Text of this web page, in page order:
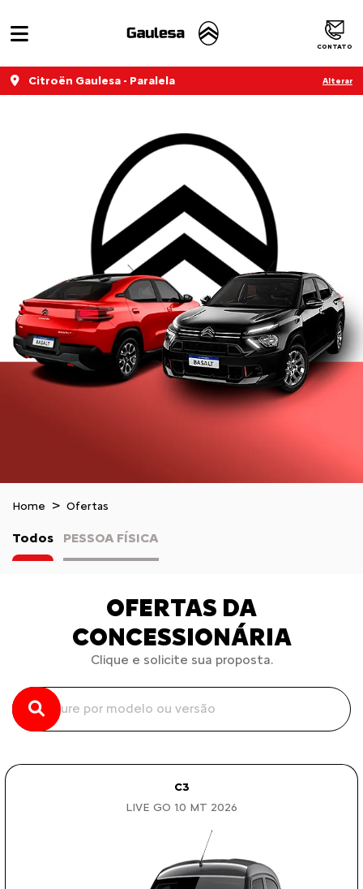
CONTATO
Citroën Gaulesa - Paralela Alterar
Home Ofertas
Todos PESSOA FÍSICA
OFERTAS DA
CONCESSIONÁRIA
Clique e solicite sua proposta.
C3
LIVE GO 1.0 MT 2026